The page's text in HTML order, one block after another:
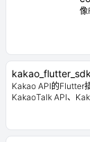
像
kakao_flutter_sdk
Kakao API的Flutter
KakaoTalk API、